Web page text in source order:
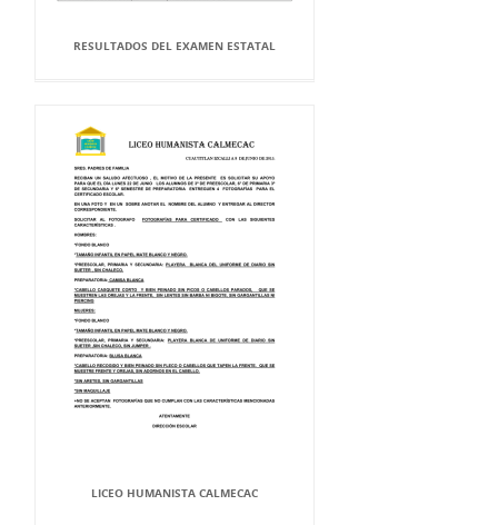
RESULTADOS DEL EXAMEN ESTATAL
LICEO HUMANISTA CALMECAC